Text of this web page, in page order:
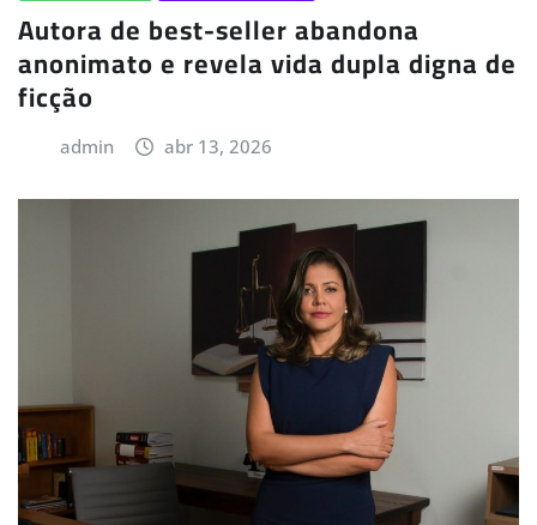
Autora de best-seller abandona
anonimato e revela vida dupla digna de
ficção
admin abr 13, 2026